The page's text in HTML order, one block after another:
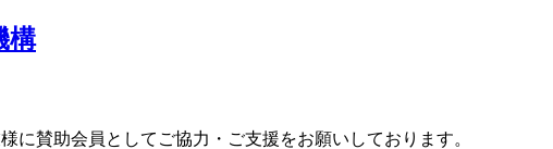
構
に賛助会員としてご協力・ご支援をお願いしております。